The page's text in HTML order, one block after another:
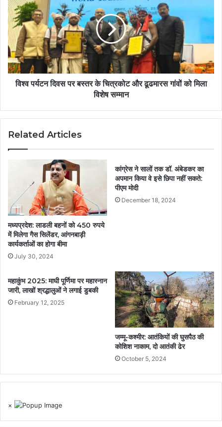
विश्व पर्यटन दिवस पर बस्तर के चित्रकोट और ढूढमारस गांवों को मिला
विशेष सम्मान
Related Articles
मध्यप्रदेश: लाडली बहनों को 450 रुपये
में मिलेगा गैस सिलेंडर, आंगनबाड़ी
कार्यकर्ताओं का होगा बीमा
July 30, 2024
कांग्रेस ने सालों तक डॉ. अंबेडकर का
अपमान किया वे इसे छिपा नहीं सकते:
पीएम मोदी
December 18, 2024
महाकुंभ 2025: माघी पूर्णिमा पर महास्नान
जारी, लाखों श्रद्धालुओं ने लगाई डुबकी
February 12, 2025
जम्मू-कश्मीर: आतंकियों की घुसपैठ की
कोशिश नाकाम, दो आतंकी ढेर
October 5, 2024
×